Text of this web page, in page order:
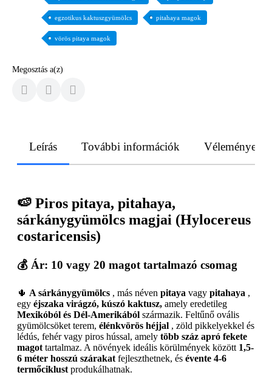
egzotikus kaktuszgyümölcs pitahaya magok
vörös pitaya magok
Megosztás a(z)
Leírás További információk Vélemények
🍉 Piros pitaya, pitahaya,
sárkánygyümölcs magjai (Hylocereus
costaricensis)
💰 Ár: 10 vagy 20 magot tartalmazó csomag
🌵 A sárkánygyümölcs , más néven pitaya vagy pitahaya ,
egy éjszaka virágzó, kúszó kaktusz, amely eredetileg
Mexikóból és Dél-Amerikából származik. Feltűnő ovális
gyümölcsöket terem, élénkvörös héjjal , zöld pikkelyekkel és
lédús, fehér vagy piros hússal, amely több száz apró fekete
magot tartalmaz. A növények ideális körülmények között 1,5-
6 méter hosszú szárakat fejleszthetnek, és évente 4-6
termőciklust produkálhatnak.